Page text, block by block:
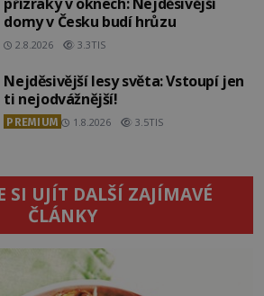
domy v Česku budí hrůzu
2.8.2026 3.3TIS
Nejděsivější lesy světa: Vstoupí jen
ti nejodvážnější!
PREMIUM 1.8.2026 3.5TIS
SI UJÍT DALŠÍ ZAJÍMAVÉ
ČLÁNKY